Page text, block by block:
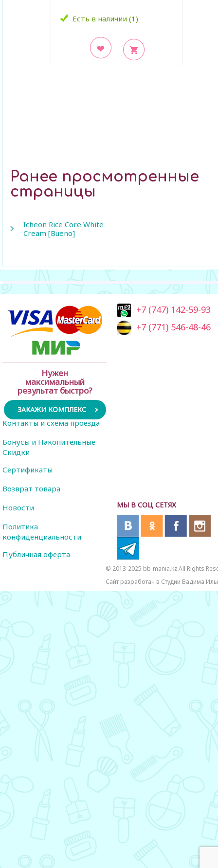
Есть в наличии (1)
Ранее просмотренные
страницы
Icheon Rice Core White
Cream [Bueno]
Нужен
максимальный
результат быстро?
ЗАКАЖИ КОМПЛЕКС
+7 (747) 142-59-93
+7 (771) 546-48-46
МЫ В СОЦ СЕТЯХ
Контакты и схема проезда
Бонусы и Накопительные
Скидки
Сертификаты
Возврат товара
Новости
Политика
конфиденциальности
Публичная оферта
© 2013-2025 bb-mania.kz All Rights
Сайт разработан в Студии Вадима